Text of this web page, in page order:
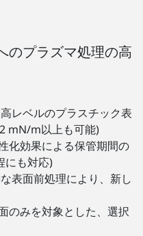
のプラズマ処理の高
レベルのプラスチック表
mN/m以上も可能)
化効果による保管期間の
にも対応)
表面前処理により、新し
のみを対象とした、選択